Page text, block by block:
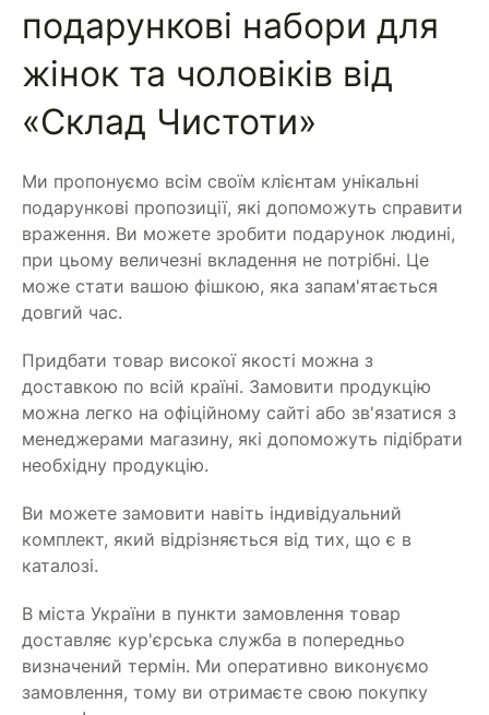
подарункові набори для
жінок та чоловіків від
«Склад Чистоти»
Ми пропонуємо всім своїм клієнтам унікальні
подарункові пропозиції, які допоможуть справити
враження. Ви можете зробити подарунок людині,
при цьому величезні вкладення не потрібні. Це
може стати вашою фішкою, яка запам'ятається
довгий час.
Придбати товар високої якості можна з
доставкою по всій країні. Замовити продукцію
можна легко на офіційному сайті або зв'язатися з
менеджерами магазину, які допоможуть підібрати
необхідну продукцію.
Ви можете замовити навіть індивідуальний
комплект, який відрізняється від тих, що є в
каталозі.
В міста України в пункти замовлення товар
доставляє кур'єрська служба в попередньо
визначений термін. Ми оперативно виконуємо
замовлення, тому ви отримаєте свою покупку